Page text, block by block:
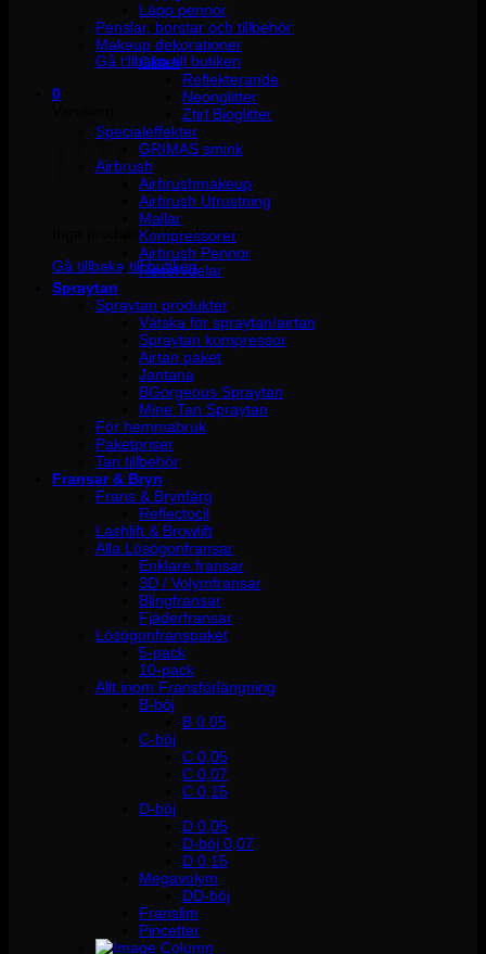
Inga produkter i varukorgen.
Gå tillbaka till butiken
0
Inga produkter i varukorgen.
Gå tillbaka till butiken
Läpp pennor
Penslar, borstar och tillbehör
Makeup dekorationer
Glitter
Reflekterande
Neonglitter
Ztirl Bioglitter
Specialeffekter
GRIMAS smink
Airbrush
Airbrushmakeup
Airbrush Utrustning
Mallar
Kompressorer
Airbrush Pennor
Reservdelar
Spraytan
Spraytan produkter
Vätska för spraytan/airtan
Spraytan kompressor
Airtan paket
Jantana
BGorgeous Spraytan
Mine Tan Spraytan
För hemmabruk
Paketpriser
Tan tillbehör
Fransar & Bryn
Frans & Brynfärg
Reflectocil
Lashlift & Browlift
Alla Lösögonfransar
Enklare fransar
3D / Volymfransar
Blingfransar
Fjäderfransar
Lösögonfranspaket
5-pack
10-pack
Allt inom Fransförlängning
B-böj
B 0.05
C-böj
C 0,05
C 0,07
C 0,15
D-böj
D 0,05
D-böj 0,07
D 0,15
Megavolym
DD-böj
Franslim
Pincetter